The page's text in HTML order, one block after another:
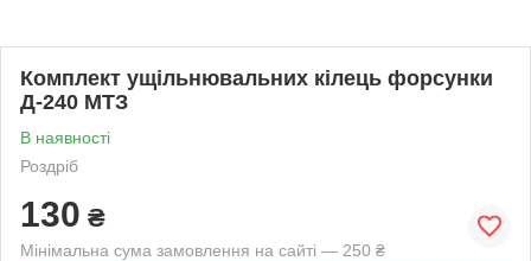
Комплект ущільнювальних кілець форсунки
Д-240 МТЗ
В наявності
Роздріб
130 ₴
Мінімальна сума замовлення на сайті — 250 ₴